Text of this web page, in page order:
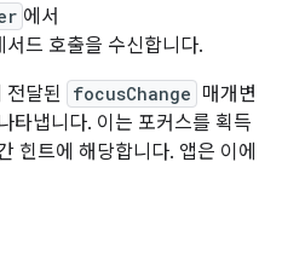
에서
서드 호출을 수신합니다.
전달된 focusChange 매개변
타냅니다. 이는 포커스를 획득
힌트에 해당합니다. 앱은 이에